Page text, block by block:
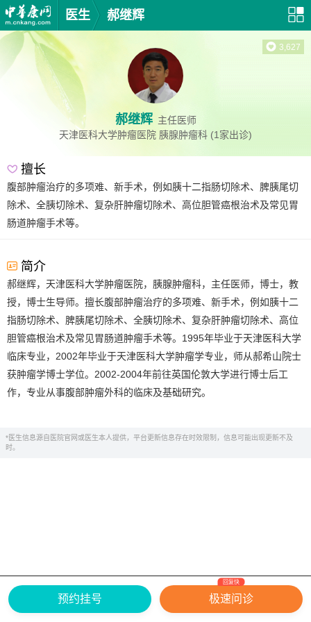
医生 郝继辉
郝继辉 主任医师
天津医科大学肿瘤医院 胰腺肿瘤科 (1家出诊)
3,627
擅长
腹部肿瘤治疗的多项难、新手术，例如胰十二指肠切除术、脾胰尾切
除术、全胰切除术、复杂肝肿瘤切除术、高位胆管癌根治术及常见胃
肠道肿瘤手术等。
简介
郝继辉，天津医科大学肿瘤医院，胰腺肿瘤科，主任医师，博士，教
授，博士生导师。擅长腹部肿瘤治疗的多项难、新手术，例如胰十二
指肠切除术、脾胰尾切除术、全胰切除术、复杂肝肿瘤切除术、高位
胆管癌根治术及常见胃肠道肿瘤手术等。1995年毕业于天津医科大学
临床专业，2002年毕业于天津医科大学肿瘤学专业，师从郝希山院士
获肿瘤学博士学位。2002-2004年前往英国伦敦大学进行博士后工
作，专业从事腹部肿瘤外科的临床及基础研究。
*医生信息源自医院官网或医生本人提供，平台更新信息存在时效限制，信息可能出现更新不及
时。
网上有害信息举报专区
关于我们
Copyright ©
2026 中华康网 版权所有
预约挂号 极速问诊
回复快